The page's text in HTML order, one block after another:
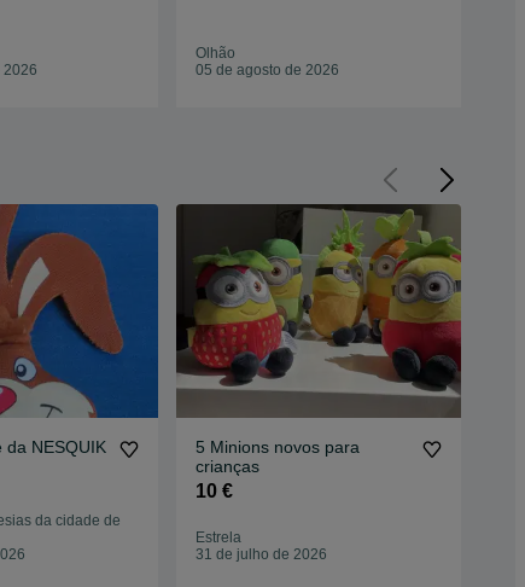
2026
Olhão
05 de agosto de 2026
da NESQUIK
da cidade de
5 Minions novos para
crianças
10 €
Estrela
31 de julho de 2026